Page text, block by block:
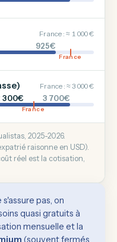
France : ≈ 1 000 €
925€
France
France : ≈ 3 000 €
300€ 3 700€
France
2025-2026.
raisonne en USD).
réel est la cotisation,
pas, on
quasi gratuits à
mensuelle et la
(souvent fermés